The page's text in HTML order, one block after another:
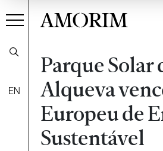
EN
AMORIM
Parque Solar
Alqueva
Europeu de
Sustentável